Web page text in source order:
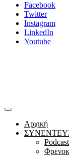
Facebook
Twitter
Instagram
LinkedIn
Youtube
Αρχική